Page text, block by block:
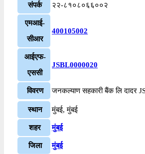
संपर्क २२-८१०८०६६००२
एमआई-
सीआर
400105002
आईएफ-
एससी
JSBL0000020
विवरण जनकल्याण सहकारी बैंक लि दादर
स्थान मुंबई, मुंबई
शहर मुंबई
जिला मुंबई